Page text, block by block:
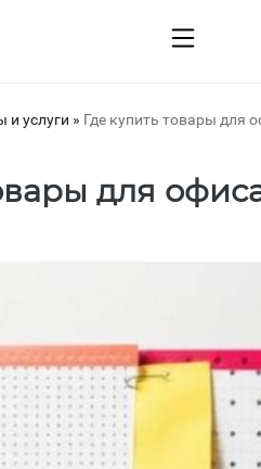
и услуги » Где купить товары для
для